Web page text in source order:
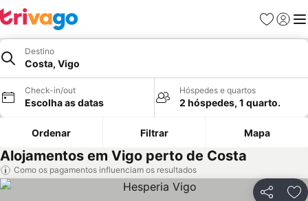
Favoritos
Iniciar
Destino
Costa, Vigo
Check-in/out
Escolha as datas
Hóspedes e quartos
2 hóspedes, 1 quarto.
Ordenar Filtrar Mapa
Alojamentos em Vigo perto de Costa
Como os pagamentos influenciam os resultados
Partilhar